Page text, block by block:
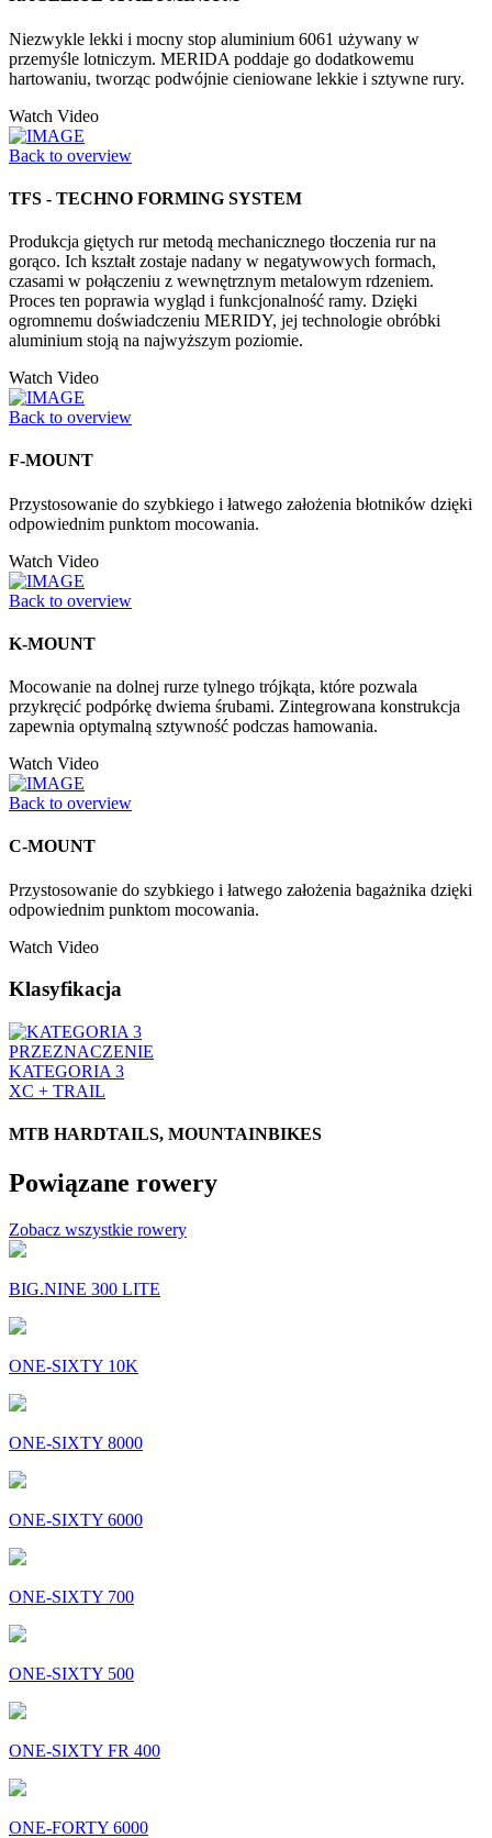
Niezwykle lekki i mocny stop aluminium 6061 używany w
przemyśle lotniczym. MERIDA poddaje go dodatkowemu
hartowaniu, tworząc podwójnie cieniowane lekkie i sztywne rury.
Watch Video
Back to overview
TFS - TECHNO FORMING SYSTEM
Produkcja giętych rur metodą mechanicznego tłoczenia rur na
gorąco. Ich kształt zostaje nadany w negatywowych formach,
czasami w połączeniu z wewnętrznym metalowym rdzeniem.
Proces ten poprawia wygląd i funkcjonalność ramy. Dzięki
ogromnemu doświadczeniu MERIDY, jej technologie obróbki
aluminium stoją na najwyższym poziomie.
Watch Video
Back to overview
F-MOUNT
Przystosowanie do szybkiego i łatwego założenia błotników dzięki
odpowiednim punktom mocowania.
Watch Video
Back to overview
K-MOUNT
Mocowanie na dolnej rurze tylnego trójkąta, które pozwala
przykręcić podpórkę dwiema śrubami. Zintegrowana konstrukcja
zapewnia optymalną sztywność podczas hamowania.
Watch Video
Back to overview
C-MOUNT
Przystosowanie do szybkiego i łatwego założenia bagażnika dzięki
odpowiednim punktom mocowania.
Watch Video
Klasyfikacja
PRZEZNACZENIE
KATEGORIA 3
XC + TRAIL
MTB HARDTAILS, MOUNTAINBIKES
Powiązane rowery
Zobacz wszystkie rowery
BIG.NINE 300 LITE
ONE-SIXTY 10K
ONE-SIXTY 8000
ONE-SIXTY 6000
ONE-SIXTY 700
ONE-SIXTY 500
ONE-SIXTY FR 400
ONE-FORTY 6000